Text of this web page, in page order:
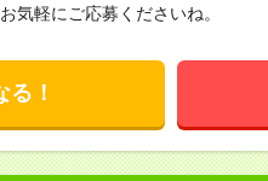
気軽にご応募くださいね。
る！